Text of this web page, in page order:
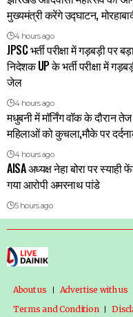
मुख्यमंत्री करेंगे उद्घाटन,
4 hours ago
JPSC भर्ती परीक्षा में गड़बड़ी पर
निदेशक UP के भर्ती परीक्षा में
जेल
4 hours ago
मधुबनी में मॉर्निंग वॉक के दौरान तेज
महिलाओं को कुचला,मौके पर
4 hours ago
AISA अध्यक्ष नेहा बोरा पर
गया आरोपी अमरनाथ पांडे
5 hours ago
About us Advertise with us
Terms and Condition